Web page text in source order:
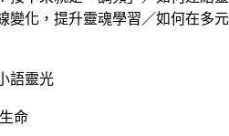
變化，提升靈魂學習／如何在多
語靈光
命